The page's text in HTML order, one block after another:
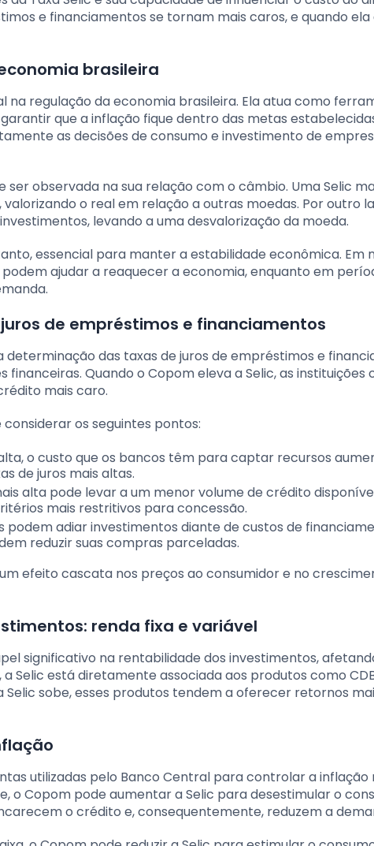
e financiamentos se tornam mais caros, e quando ela
brasileira
na regulação da economia brasileira. Ela atua como
que a inflação fique dentro das metas
as decisões de consumo e investimento de
observada na sua relação com o câmbio. Uma Selic
o real em relação a outras moedas. Por outro
levando a uma desvalorização da moeda.
essencial para manter a estabilidade econômica. Em
ajudar a reaquecer a economia, enquanto em
de empréstimos e financiamentos
das taxas de juros de empréstimos e
Quando o Copom eleva a Selic, as instituições
mais caro.
os seguintes pontos:
o custo que os bancos têm para captar recursos
de juros mais altas.
alta pode levar a um menor volume de crédito
mais restritivos para concessão.
podem adiar investimentos diante de custos de
reduzir suas compras parceladas.
efeito cascata nos preços ao consumidor e no
renda fixa e variável
significativo na rentabilidade dos investimentos,
Selic está diretamente associada aos produtos como
Selic sobe, esses produtos tendem a oferecer retornos
utilizadas pelo Banco Central para controlar a inflação
o Copom pode aumentar a Selic para desestimular o
o crédito e, consequentemente, reduzem a